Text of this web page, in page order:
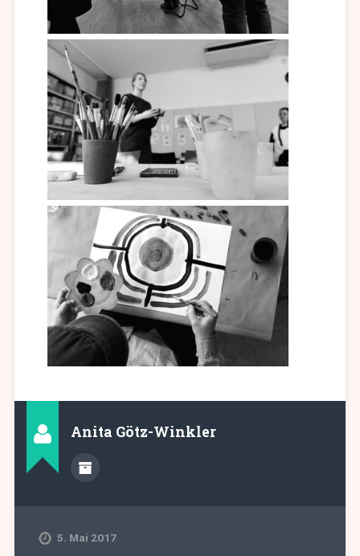
Anita Götz-Winkler
5. Mai 2017